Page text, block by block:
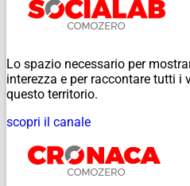
Lo spazio necessario per
interezza e per raccontare tutti i
questo territorio.
scopri il canale